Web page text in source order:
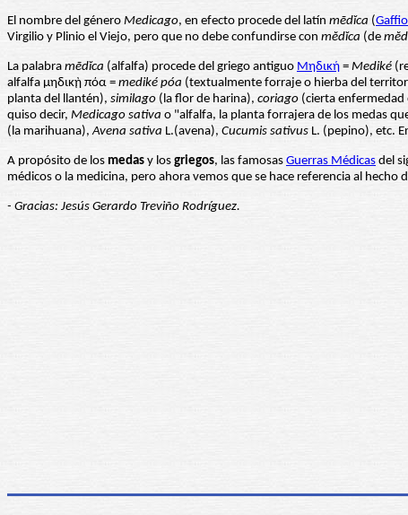
El nombre del género Medicago, en efecto procede del latín mēdĭca (
Virgilio y Plinio el Viejo, pero que no debe confundirse con mĕdĭca (de
La palabra mēdĭca (alfalfa) procede del griego antiguo Μηδική = Mediké
alfalfa μηδικῂ πόα = mediké póa (textualmente forraje o hierba del
planta del llantén), similago (la flor de harina), coriago (cierta enfermedad
quiso decir, Medicago sativa o "alfalfa, la planta forrajera de los medas
(la marihuana),Avena sativa L.(avena), Cucumis sativus L. (pepino), etc.
A propósito de los medas y los griegos, las famosas Guerras Médicas del
médicos o la medicina, pero ahora vemos que se hace referencia al
- Gracias: Jesús Gerardo Treviño Rodríguez.